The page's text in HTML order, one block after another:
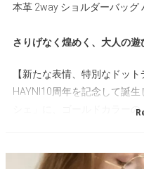
本革 2way ショルダーバッグ
さりげなく煌めく、大人の遊
【新たな表情、特別なドット
HAYNI10周年を記念して誕
シェ」に、ゴールドカラー